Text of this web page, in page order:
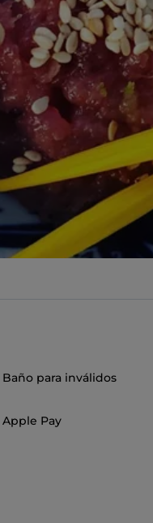
Baño para inválidos
Apple Pay